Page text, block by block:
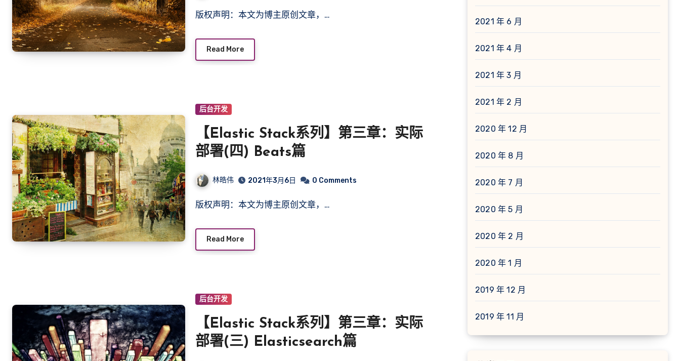
版权声明：本文为博主原创文章，…
Read More
后台开发
【Elastic Stack系列】第三章：实际
部署(四) Beats篇
林皓伟 2021年3月6日 0 Comments
版权声明：本文为博主原创文章，…
Read More
后台开发
【Elastic Stack系列】第三章：实际
部署(三) Elasticsearch篇
2021 年 6 月
2021 年 4 月
2021 年 3 月
2021 年 2 月
2020 年 12 月
2020 年 8 月
2020 年 7 月
2020 年 5 月
2020 年 2 月
2020 年 1 月
2019 年 12 月
2019 年 11 月